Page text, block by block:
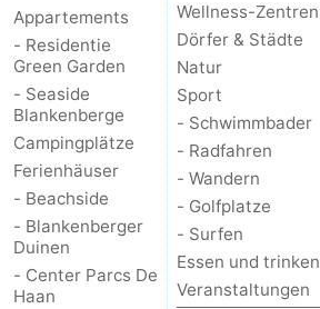
Appartements
- Residentie
Green Garden
- Seaside
Blankenberge
Campingplätze
Ferienhäuser
- Beachside
- Blankenberger
Duinen
- Center Parcs De
Haan
Wellness-Zentren
Dörfer & Städte
Natur
Sport
- Schwimmbader
- Radfahren
- Wandern
- Golfplatze
- Surfen
Essen und trinken
Veranstaltungen